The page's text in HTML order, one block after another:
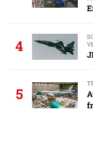
4
5